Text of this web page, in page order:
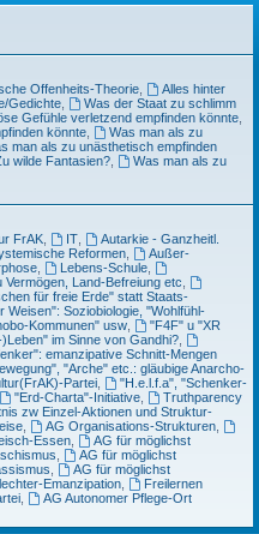
Offenheits-Theorie,
Alles hinter
Gedichte,
Was der Staat zu schlimm
Gefühle verletzend empfinden könnte,
könnte,
Was man als zu
man als zu unästhetisch empfinden
wilde Fantasien?,
Was man als zu
FrAK, IT,
Autarkie - Ganzheitl.
Reformen,
Außer-
Lebens-Schule,
Land-Befreiung etc
für freie Erde" statt Staats-
Weisen": Soziobiologie, "Wohlfühl-
Kommunen" usw
"F4F" u "XR
im Sinne von Gandhi?
emanzipative Schnitt-Mengen
"Arche" etc.: gläubige Anarcho-
Partei,
"H.e.l.f.a", "Schenker-
"Erd-Charta"-Initiative,
Truthparency
zw Einzel-Aktionen und Struktur-
, AG Organisations-Strukturen,
Essen
AG für möglichst
AG für möglichst
AG für möglichst
Emanzipation
Freilernen
,
AG Autonomer Pflege-Ort